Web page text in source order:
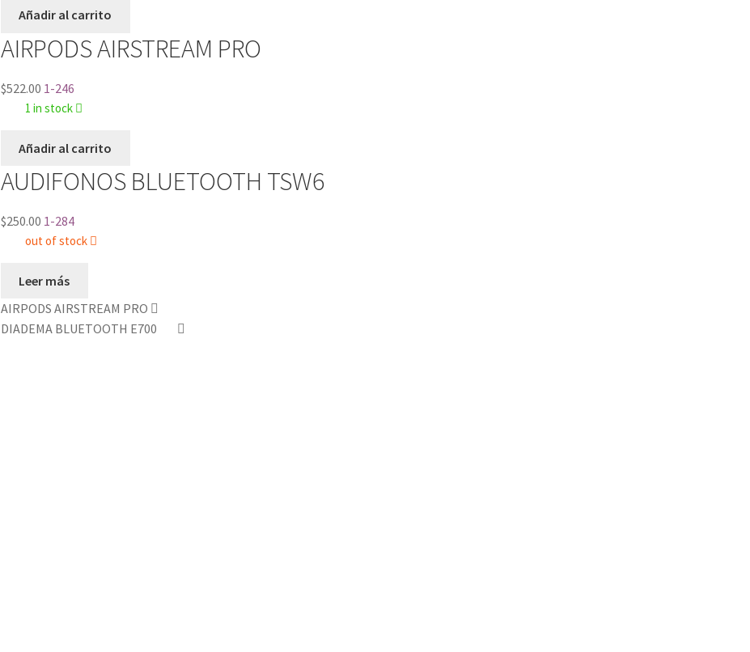
Añadir al carrito
AIRPODS AIRSTREAM PRO
$522.00 1-246
1 in stock
Añadir al carrito
AUDIFONOS BLUETOOTH TSW6
$250.00 1-284
out of stock
Leer más
AIRPODS AIRSTREAM PRO
DIADEMA BLUETOOTH E700